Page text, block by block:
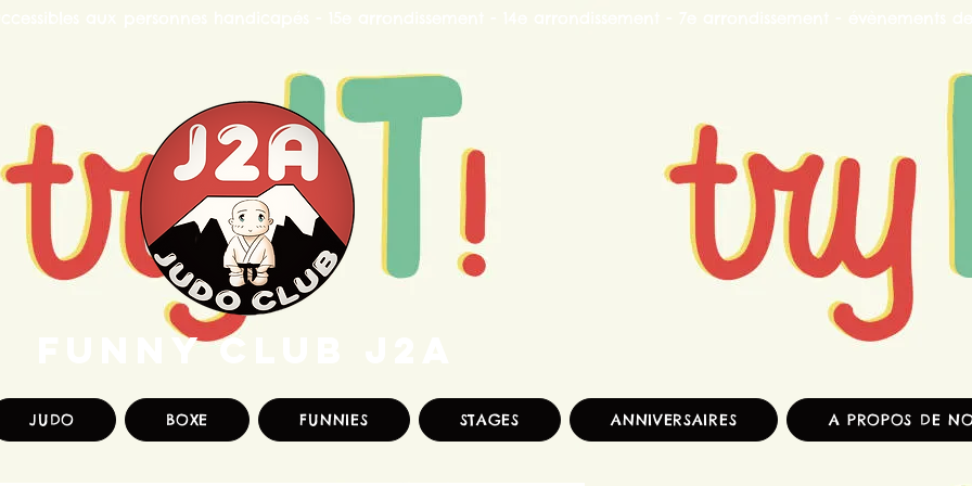
FUNNY CLUB J2A
JUDO BOXE FUNNIES STAGES ANNIVERSAIRES A PROPOS DE